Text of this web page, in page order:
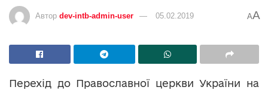
Автор dev-intb-admin-user 05.02.2019 AA
Перехід до Православної церкви України на